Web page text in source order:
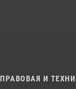
ПРАВОВАЯ И